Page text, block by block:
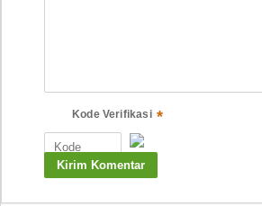
Kode Verifikasi *